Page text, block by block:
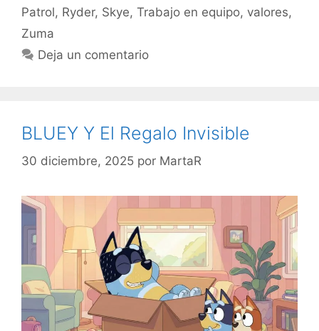
Patrol, Ryder, Skye, Trabajo en equipo, valores,
Zuma
Deja un comentario
BLUEY Y El Regalo Invisible
30 diciembre, 2025 por MartaR